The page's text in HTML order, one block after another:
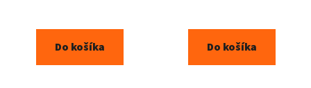
Do košíka Do košíka